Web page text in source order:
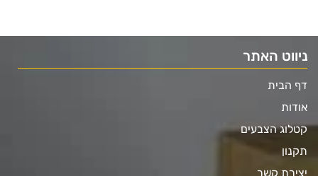
ניווט האתר
דף הבית
אודות
קטלוג הצבעים
תקנון
יצירת קשר